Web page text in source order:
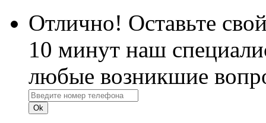
Отлично! Оставьте
10 минут наш
любые возникшие